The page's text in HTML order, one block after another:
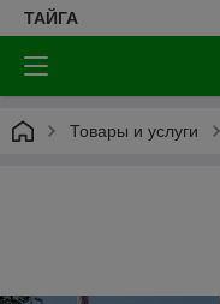
ТАЙГА
Товары и услуги